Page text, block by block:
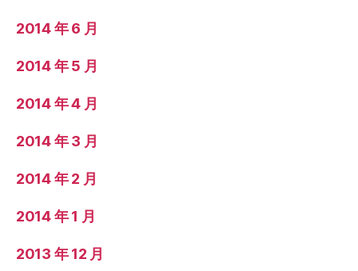
2014 年 6 月
2014 年 5 月
2014 年 4 月
2014 年 3 月
2014 年 2 月
2014 年 1 月
2013 年 12 月